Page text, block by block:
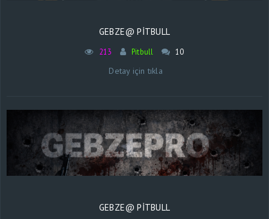
GEBZE@ PİTBULL
213 Pitbull 10
Detay için tıkla
GEBZE@ PİTBULL